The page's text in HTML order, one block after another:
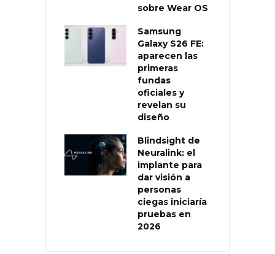
sobre Wear OS
Samsung
Galaxy S26 FE:
aparecen las
primeras
fundas
oficiales y
revelan su
diseño
Blindsight de
Neuralink: el
implante para
dar visión a
personas
ciegas iniciaría
pruebas en
2026